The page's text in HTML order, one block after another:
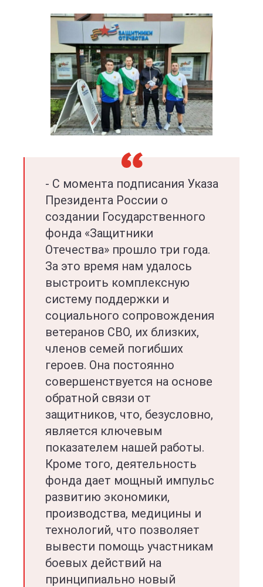
- С момента подписания Указа
Президента России о
создании Государственного
фонда «Защитники
Отечества» прошло три года.
За это время нам удалось
выстроить комплексную
систему поддержки и
социального сопровождения
ветеранов СВО, их близких,
членов семей погибших
героев. Она постоянно
совершенствуется на основе
обратной связи от
защитников, что, безусловно,
является ключевым
показателем нашей работы.
Кроме того, деятельность
фонда дает мощный импульс
развитию экономики,
производства, медицины и
технологий, что позволяет
вывести помощь участникам
боевых действий на
принципиально новый